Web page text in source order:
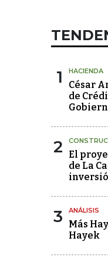
1 HACIENDA
César
de
2
El
de La
3 ANÁLISIS
Más
Hayek